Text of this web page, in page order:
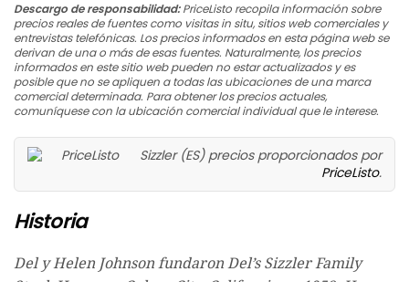
Descargo de responsabilidad:PriceListo recopila información sobre
precios reales de fuentes como visitas in situ, sitios web comerciales y
entrevistas telefónicas. Los precios informados en esta página web se
derivan de una o más de esas fuentes. Naturalmente, los precios
informados en este sitio web pueden no estar actualizados y es
posible que no se apliquen a todas las ubicaciones de una marca
comercial determinada. Para obtener los precios actuales,
comuníquese con la ubicación comercial individual que le interese.
Sizzler (ES) precios proporcionados por
PriceListo.
Historia
Del y Helen Johnson fundaron Del’s Sizzler Family